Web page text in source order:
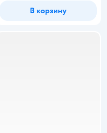
В корзину